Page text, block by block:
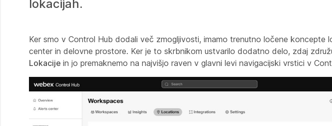
lokacijah.
Ker smo v Control Hub dodali več zmogljivosti, imamo trenutno ločene
center in delovne prostore. Ker je to skrbnikom ustvarilo dodatno delo, zdaj
Lokacije in jo premaknemo na najvišjo raven v glavni levi navigacijski vrstici v